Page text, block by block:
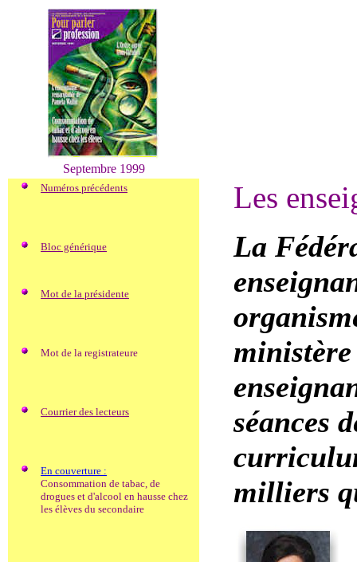
Septembre 1999
Numéros précédents
Bloc générique
Mot de la présidente
Mot de la registrateure
Courrier des lecteurs
En couverture :
Consommation de tabac, de
drogues et d'alcool en hausse chez
les élèves du secondaire
Les
La
séances
milliers